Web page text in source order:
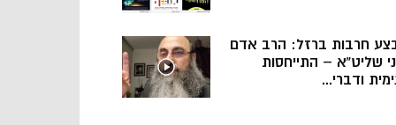
חרבות ברזל: הרב אדם
שליט”א – התייחסות
ודברי...